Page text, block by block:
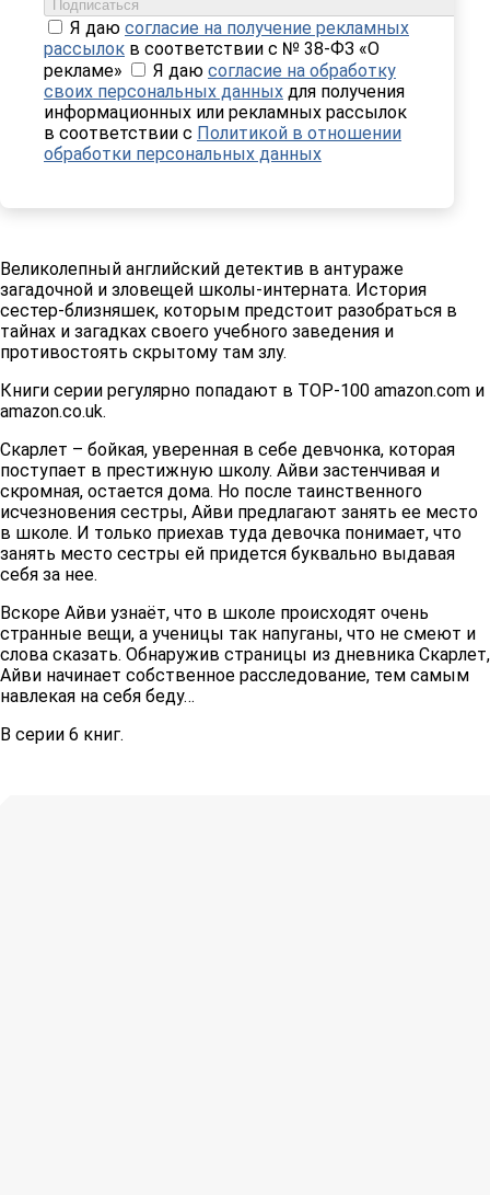
Подписаться
Я даю согласие на получение рекламных
рассылок в соответствии с № 38-ФЗ «О
рекламе»
Я даю согласие на обработку
своих персональных данных для получения
информационных или рекламных рассылок
в соответствии с Политикой в отношении
обработки персональных данных
Великолепный английский детектив в антураже
загадочной и зловещей школы-интерната. История
сестер-близняшек, которым предстоит разобраться в
тайнах и загадках своего учебного заведения и
противостоять скрытому там злу.
Книги серии регулярно попадают в TOP-100 amazon.com и
amazon.co.uk.
Скарлет – бойкая, уверенная в себе девчонка, которая
поступает в престижную школу. Айви застенчивая и
скромная, остается дома. Но после таинственного
исчезновения сестры, Айви предлагают занять ее место
в школе. И только приехав туда девочка понимает, что
занять место сестры ей придется буквально выдавая
себя за нее.
Вскоре Айви узнаёт, что в школе происходят очень
странные вещи, а ученицы так напуганы, что не смеют и
слова сказать. Обнаружив страницы из дневника Скарлет,
Айви начинает собственное расследование, тем самым
навлекая на себя беду…
В серии 6 книг.